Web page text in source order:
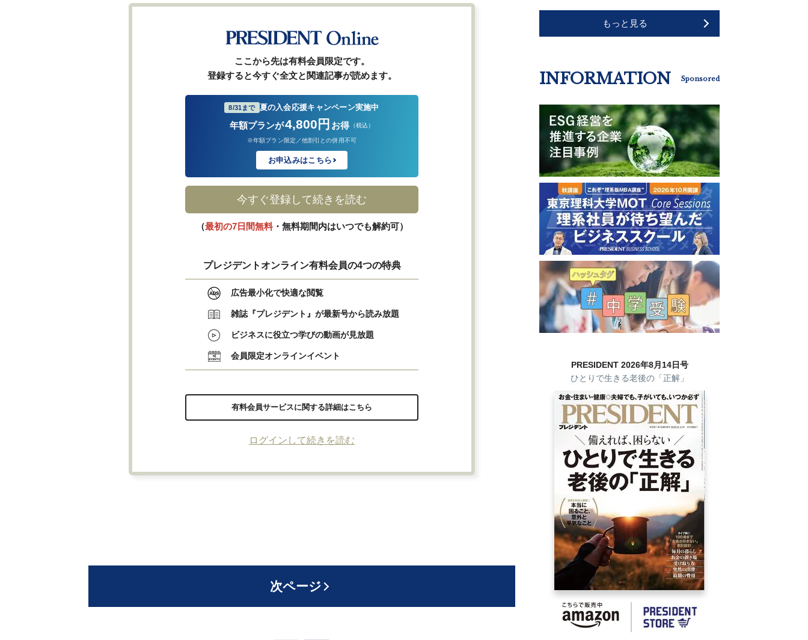
ここから先は有料会員限定です。
登録すると今すぐ全文と関連記事が読めます。
8/31まで 夏の入会応援キャンペーン実施中
年額プランが4,800円 お得 （税込）
※年額プラン限定／他割引との併用不可
お申込みはこちら
今すぐ登録して続きを読む
（最初の7日間無料・無料期間内はいつでも解約可）
プレジデントオンライン有料会員の4つの特典
広告最小化で快適な閲覧
雑誌『プレジデント』が最新号から読み放題
ビジネスに役立つ学びの動画が見放題
会員限定オンラインイベント
有料会員サービスに関する詳細はこちら
ログインして続きを読む
次ページ
もっと見る
INFORMATION Sponsored
PRESIDENT 2026年8月14日号
ひとりで生きる老後の「正解」